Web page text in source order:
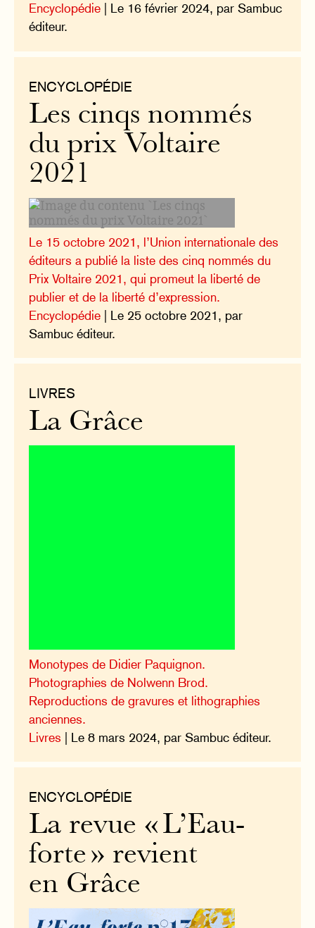
Encyclopédie | Le 16 février 2024, par Sambuc
éditeur.
ENCYCLOPÉDIE
Les cinqs nommés
du prix Voltaire
2021
Le 15 octobre 2021, l’Union internationale des
éditeurs a publié la liste des cinq nommés du
Prix Voltaire 2021, qui promeut la liberté de
publier et de la liberté d’expression.
Encyclopédie | Le 25 octobre 2021, par
Sambuc éditeur.
LIVRES
La Grâce
Monotypes de Didier Paquignon.
Photographies de Nolwenn Brod.
Reproductions de gravures et lithographies
anciennes.
Livres | Le 8 mars 2024, par Sambuc éditeur.
ENCYCLOPÉDIE
La revue « L’Eau-
forte » revient
en Grâce